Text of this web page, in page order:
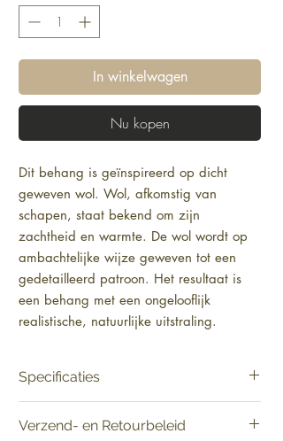
In winkelwagen
Nu kopen
Dit behang is geïnspireerd op dicht
geweven wol. Wol, afkomstig van
schapen, staat bekend om zijn
zachtheid en warmte. De wol wordt op
ambachtelijke wijze geweven tot een
gedetailleerd patroon. Het resultaat is
een behang met een ongelooflijk
realistische, natuurlijke uitstraling.
Specificaties
Materiaal:Vinylbehang op papier
Verzend- en Retourbeleid